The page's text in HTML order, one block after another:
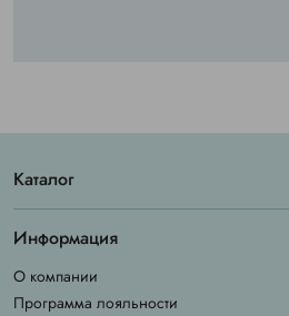
Каталог
Информация
О компании
Программа лояльности